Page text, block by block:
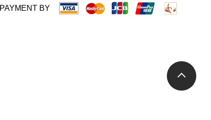
PAYMENT BY